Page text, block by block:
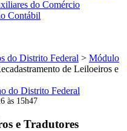
do Comércio
Contábil
do Distrito Federal > Módulo
de Leiloeiros e
às 15h47
e Tradutores